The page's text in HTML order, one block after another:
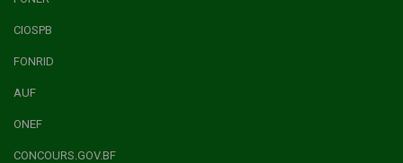
CIOSPB
FONRID
AUF
ONEF
CONCOURS.GOV.BF